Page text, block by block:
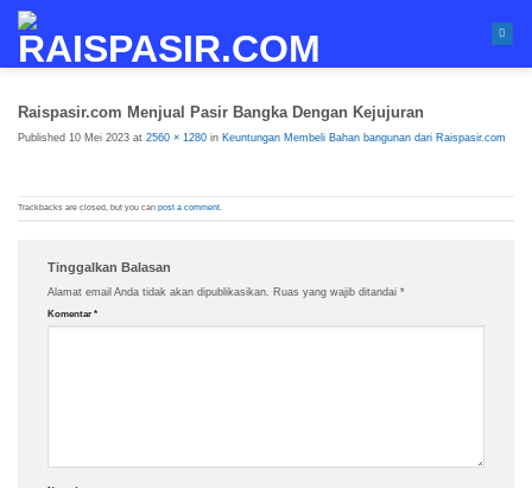
content
Raispasir.com Menjual Pasir Bangka Dengan Kejujuran
Published 10 Mei 2023 at 2560 × 1280 in Keuntungan Membeli Bahan bangunan dari Raispasir.com
Trackbacks are closed, but you can post a comment.
Tinggalkan Balasan
Alamat email Anda tidak akan dipublikasikan. Ruas yang wajib ditandai *
Komentar *